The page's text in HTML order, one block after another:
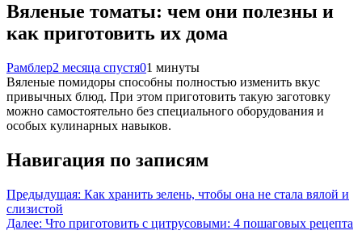
Вяленые томаты: чем они полезны и
как приготовить их дома
Рамблер2 месяца спустя01 минуты
Вяленые помидоры способны полностью изменить вкус
привычных блюд. При этом приготовить такую заготовку
можно самостоятельно без специального оборудования и
особых кулинарных навыков.
Навигация по записям
Предыдущая: Как хранить зелень, чтобы она не стала вялой и
слизистой
Далее: Что приготовить с цитрусовыми: 4 пошаговых рецепта